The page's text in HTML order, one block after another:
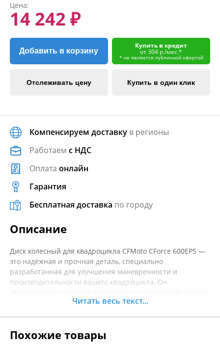
Цена:
14 242 ₽
Добавить в корзину
Купить в кредит
от 304 р./мес.*
* не является публичной офертой
Отслеживать цену Купить в один клик
Компенсируем доставку в регионы
Работаем с НДС
Оплата онлайн
Гарантия
Бесплатная доставка по городу
Описание
Диск колесный для квадроцикла CFMoto CForce 600EPS —
это надёжная и прочная деталь, специально
разработанная для улучшения маневренности и
производительности вашего квадроцикла. Он
поверхности, что делает его идеальным выбором для
высококачественного материала, что гарантирует
Читать весь текст...
Похожие товары